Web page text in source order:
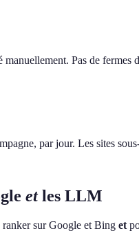
manuellement. Pas de fermes
par jour. Les sites
et les LLM
ranker sur Google et Bing et